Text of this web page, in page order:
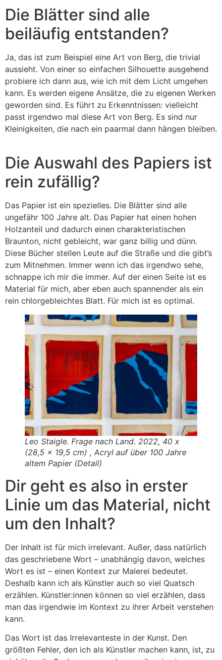
Die Blätter sind alle
beiläufig entstanden?
Ja, das ist zum Beispiel eine Art von Berg, die trivial
aussieht. Von einer so einfachen Silhouette ausgehend
probiere ich dann aus, wie ich mit dem Licht umgehen
kann. Es werden eigene Ansätze, die zu eigenen Werken
geworden sind. Es führt zu Erkenntnissen: vielleicht
passt irgendwo mal diese Art von Berg. Es sind nur
Kleinigkeiten, die nach ein paarmal dann hängen bleiben.
Die Auswahl des Papiers ist
rein zufällig?
Das Papier ist ein spezielles. Die Blätter sind alle
ungefähr 100 Jahre alt. Das Papier hat einen hohen
Holzanteil und dadurch einen charakteristischen
Braunton, nicht gebleicht, war ganz billig und dünn.
Diese Bücher stellen Leute auf die Straße und die gibt’s
zum Mitnehmen. Immer wenn ich das irgendwo sehe,
schnappe ich mir die immer. Auf der einen Seite ist es
Material für mich, aber eben auch spannender als ein
rein chlorgebleichtes Blatt. Für mich ist es optimal.
Leo Staigle. Frage nach Land. 2022, 40 x
(28,5 x 19,5 cm) , Acryl auf über 100 Jahre
altem Papier (Detail)
Dir geht es also in erster
Linie um das Material, nicht
um den Inhalt?
Der Inhalt ist für mich irrelevant. Außer, dass natürlich
das geschriebene Wort – unabhängig davon, welches
Wort es ist – einen Kontext zur Malerei bedeutet.
Deshalb kann ich als Künstler auch so viel Quatsch
erzählen. Künstler:innen können so viel erzählen, dass
man das irgendwie im Kontext zu ihrer Arbeit verstehen
kann.
Das Wort ist das Irrelevanteste in der Kunst. Den
größten Fehler, den ich als Künstler machen kann, ist, zu